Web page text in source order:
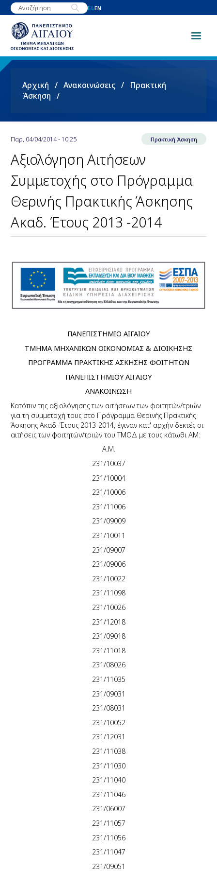
Παράκαμψη
προς
κυρίως
περιεχόμενο
ELEN
Breadcrumb
Αρχική Ανακοινώσεις
Πρακτική
Άσκηση
Παρ, 04/04/2014 - 10:25 Πρακτική Άσκηση
Αξιολόγηση Αιτήσεων
Συμμετοχής στο Πρόγραμμα
Θερινής Πρακτικής Άσκησης
Ακαδ. Έτους 2013 -2014
ΠΑΝΕΠΙΣΤΗΜΙΟ ΑΙΓΑΙΟΥ
ΤΜΗΜΑ ΜΗΧΑΝΙΚΩΝ ΟΙΚΟΝΟΜΙΑΣ & ΔΙΟΙΚΗΣΗΣ
ΠΡΟΓΡΑΜΜΑ ΠΡΑΚΤΙΚΗΣ ΑΣΚΗΣΗΣ ΦΟΙΤΗΤΩΝ
ΠΑΝΕΠΙΣΤΗΜΙΟΥ ΑΙΓΑΙΟΥ
ΑΝΑΚΟΙΝΩΣΗ
Κατόπιν της αξιολόγησης των αιτήσεων των φοιτητών/τριών
για τη συμμετοχή τους στο Πρόγραμμα Θερινής Πρακτικής
Άσκησης Ακαδ. Έτους 2013-2014, έγιναν κατ' αρχήν δεκτές οι
αιτήσεις των φοιτητών/τριών του ΤΜΟΔ με τους κάτωθι ΑΜ:
Α.Μ.
231/10037
231/10004
231/10006
231/11006
231/09009
231/10011
231/09007
231/09006
231/10022
231/11098
231/10026
231/12018
231/09018
231/11018
231/08026
231/11035
231/09031
231/08031
231/10052
231/12031
231/11038
231/11030
231/11040
231/11046
231/06007
231/11057
231/11056
231/11047
231/09051